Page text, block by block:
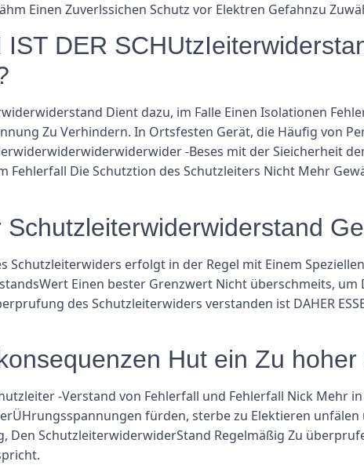
Einen Zuverlssichen Schutz vor Elektren Gefahnzu
IST DER
Dient dazu, im Falle Einen Isolationen
Zu Verhindern. In Ortsfesten Gerät, die Häufig von
-Beses mit der Sieicherheit
Fehlerfall Die Schutztion des Schutzleiters Nicht Mehr
Schutzleiterwiderwiderstand
Schutzleiterwiders erfolgt in der Regel mit Einem
Einen bester Grenzwert Nicht überschmeits,
des Schutzleiterwiders verstanden ist DAHER
Hut ein Zu
-Verstand von Fehlerfall und Fehlerfall Nick Mehr
fürden, sterbe zu Elektieren unfälen
Den SchutzleiterwiderwiderStand Regelmäßig Zu